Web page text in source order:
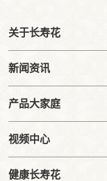
关于长寿花
新闻资讯
产品大家庭
视频中心
健康长寿花